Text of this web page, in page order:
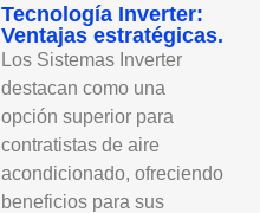
Tecnología Inverter:
Ventajas estratégicas.
Los Sistemas Inverter
destacan como una
opción superior para
contratistas de aire
acondicionado, ofreciendo
beneficios para sus